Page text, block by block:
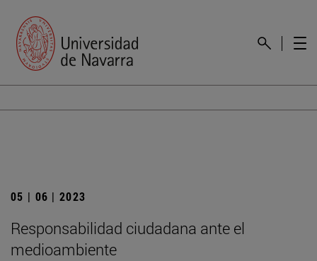
05 | 06 | 2023
Responsabilidad ciudadana ante el
medioambiente